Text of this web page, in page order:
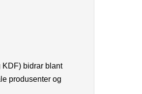
bidrar blant
produsenter og